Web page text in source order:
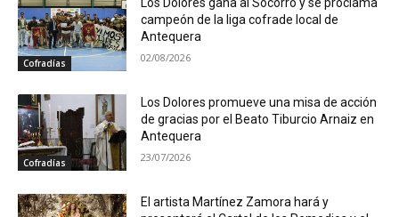
Cofradías
Los Dolores gana al Socorro y se proclama
campeón de la liga cofrade local de
Antequera
02/08/2026
Cofradías
Los Dolores promueve una misa de acción
de gracias por el Beato Tiburcio Arnaiz en
Antequera
23/07/2026
El artista Martínez Zamora hará y